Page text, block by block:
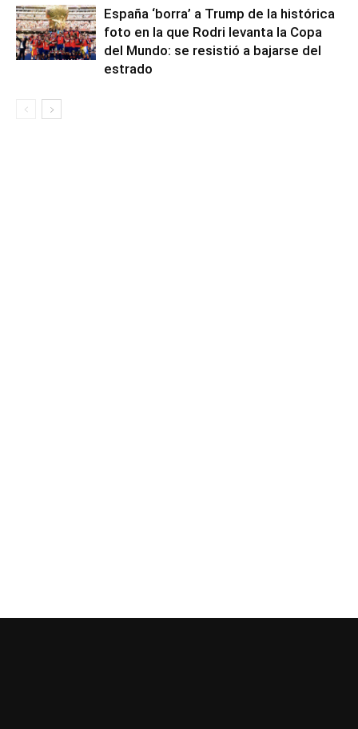
España ‘borra’ a Trump de la histórica
foto en la que Rodri levanta la Copa
del Mundo: se resistió a bajarse del
estrado